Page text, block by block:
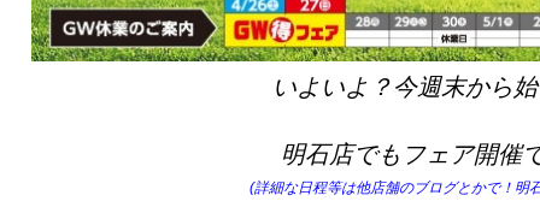
いよいよ？今週末から
明石店でもフェア開催
(詳細な日程等は他店舗のブログとかで！明